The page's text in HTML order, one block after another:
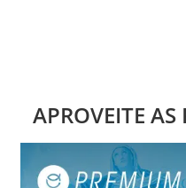
APROVEITE